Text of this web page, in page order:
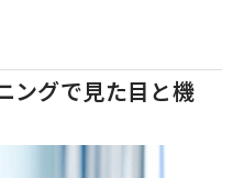
ングで見た目と機